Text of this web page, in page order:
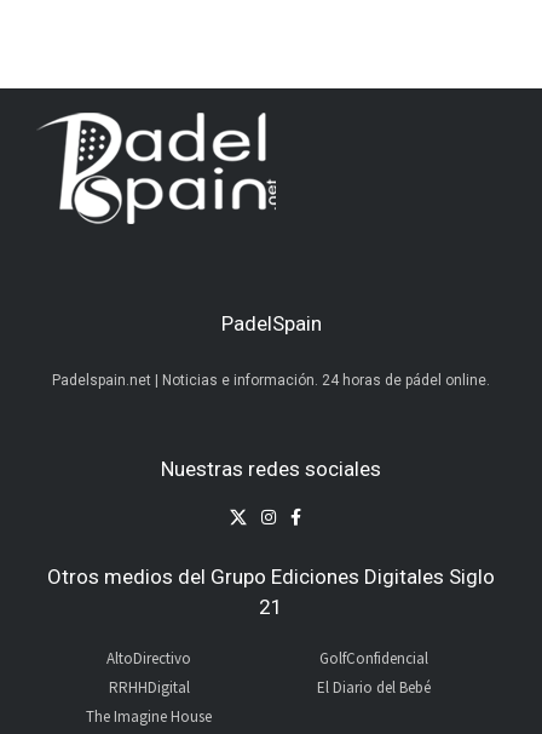
PadelSpain
Padelspain.net | Noticias e información. 24 horas de pádel online.
Nuestras redes sociales
Otros medios del Grupo Ediciones Digitales Siglo
21
AltoDirectivo
RRHHDigital
The Imagine House
GolfConfidencial
El Diario del Bebé